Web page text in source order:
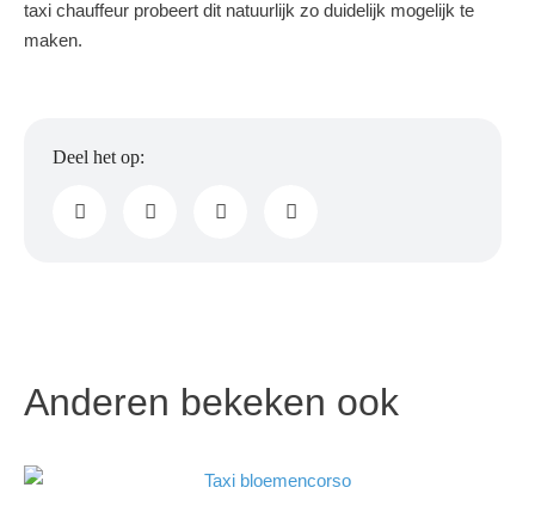
taxi chauffeur probeert dit natuurlijk zo duidelijk mogelijk te
maken.
Anderen bekeken ook